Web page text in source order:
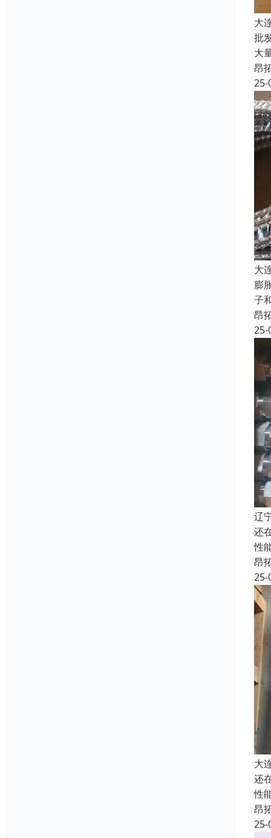
大
批
大
昂
25-
大
膨
子
昂
25-
辽
还
性
昂
25-
大
还
性
昂
25-